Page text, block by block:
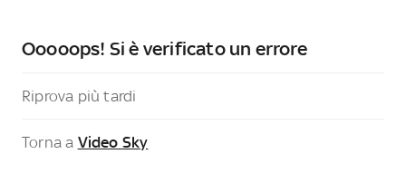
Ooooops! Si è verificato un errore
Riprova più tardi
Torna a Video Sky